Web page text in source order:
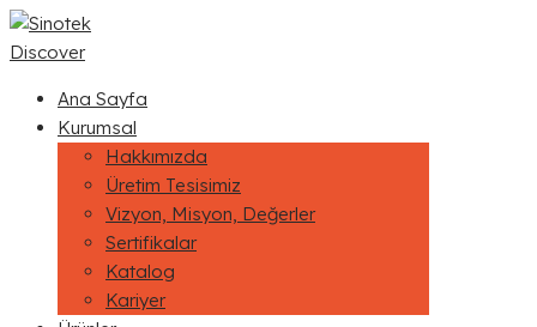
Discover
Ana Sayfa
Kurumsal
Hakkımızda
Üretim Tesisimiz
Vizyon, Misyon, Değerler
Sertifikalar
Katalog
Kariyer